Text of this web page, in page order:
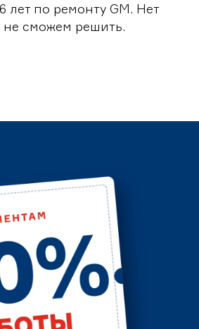
по ремонту GM. Нет
не сможем решить.